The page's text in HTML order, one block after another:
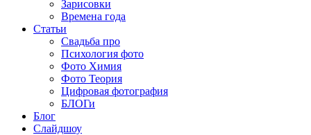
Зарисовки
Времена года
Статьи
Свадьба про
Психология фото
Фото Химия
Фото Теория
Цифровая фотография
БЛОГи
Блог
Слайдшоу